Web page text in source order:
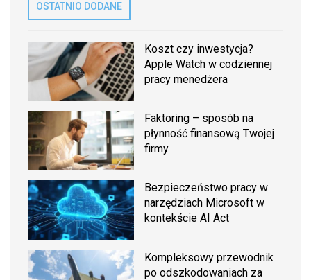
OSTATNIO DODANE
Koszt czy inwestycja?
Apple Watch w codziennej
pracy menedżera
Faktoring – sposób na
płynność finansową Twojej
firmy
Bezpieczeństwo pracy w
narzędziach Microsoft w
kontekście AI Act
Kompleksowy przewodnik
po odszkodowaniach za